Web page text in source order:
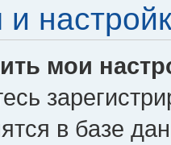
мои
в базе